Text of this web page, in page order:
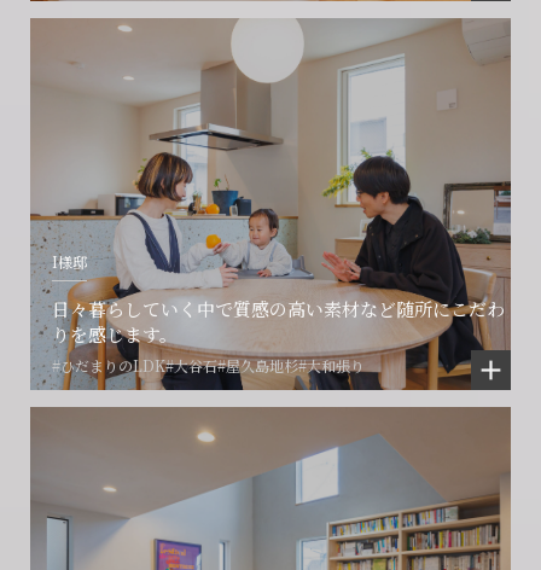
I様邸
日々暮らしていく中で質感の高い素材など随所にこだわ
りを感じます。
#ひだまりのLDK#大谷石#屋久島地杉#大和張り